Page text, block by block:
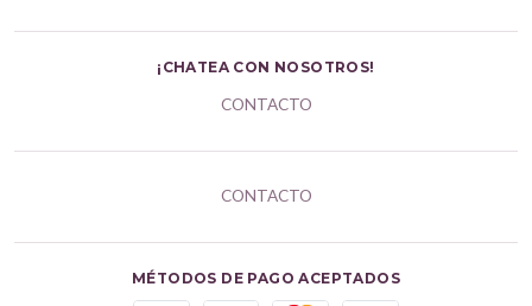
¡CHATEA CON NOSOTROS!
CONTACTO
CONTACTO
MÉTODOS DE PAGO ACEPTADOS